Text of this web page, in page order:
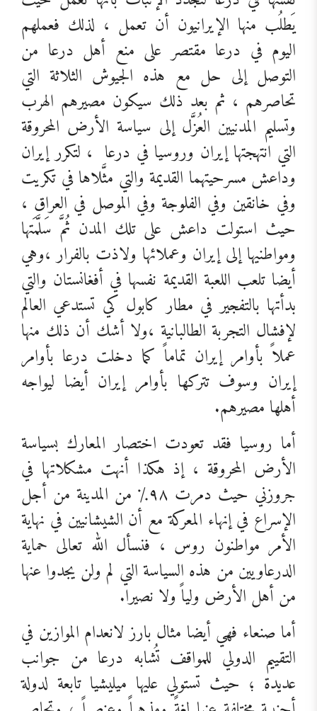
يَطلُب منها الإيرانيون أن تعمل ، لذلك فعملهم
اليوم في درعا مقتصر على منع أهل درعا من
التوصل إلى حل مع هذه الجيوش الثلاثة التي
تحاصرهم ، ثم بعد ذلك سيكون مصيرهم الهرب
وتسليم المدنيين العُزَّل إلى سياسة الأرض المحروقة
التي انتهجتها إيران وروسيا في درعا ، لتكرر إيران
وداعش مسرحيتهما القديمة والتي مثَّلاها في تكريت
وفي خانقين وفي الفلوجة وفي الموصل في العراق ،
حيث استولت داعش على تلك المدن ثُمَّ سَلَّمَتها
ومواطنيها إلى إيران وعملائها ولاذت بالفرار ،وهي
أيضا تلعب اللعبة القديمة نفسها في أفغانستان والتي
بدأتها بالتفجير في مطار كابول كي تستدعي العالم
لإفشال التجربة الطالبانية ،ولا أشك أن ذلك منها
عملاً بأوامر إيران تماماً كما دخلت درعا بأوامر
إيران وسوف تتركها بأوامر إيران أيضا ليواجه
أهلها مصيرهم.
أما روسيا فقد تعودت اختصار المعارك بسياسة
الأرض المحروقة ، إذ هكذا أنهت مشكلاتها في
جروزني حيث دمرت ٩٨٪ من المدينة من أجل
الإسراع في إنهاء المعركة مع أن الشيشانيين في نهاية
الأمر مواطنون روس ، فنسأل الله تعالى حماية
الدرعاويين من هذه السياسة التي لم ولن يجدوا عنها
من أهل الأرض ولياً ولا نصيرا.
أما صنعاء فهي أيضا مثال بارز لانعدام الموازين في
التقييم الدولي للمواقف تُشابه درعا من جوانب
عديدة ؛ حيث تستولي عليها ميليشيا تابعة لدولة